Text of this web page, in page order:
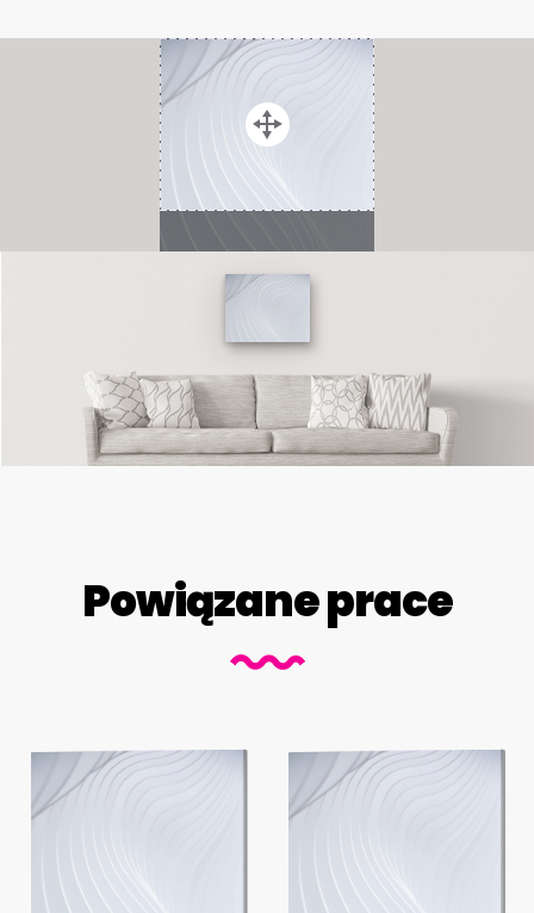
Powiązane prace